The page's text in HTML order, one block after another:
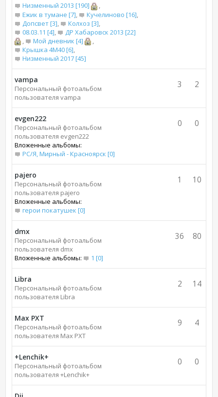
Низменный 2013 [190]
,
Ежик в тумане [7]
Кучелиново [16]
Допсвет [3]
Колхоз [3]
08.03.11 [4]
ДР Хабаровск 2013 [22]
Мой дневник [4]
Крышка 4М40 [6],
Низменный 2017 [45]
vampa
Персональный фотоальбом
пользователя vampa
2
3
evgen222
Персональный фотоальбом
пользователя evgen222
Вложенные альбомы:
РС/Я, Мирный - Красноярск [0]
0
0
pajero
Персональный фотоальбом
пользователя pajero
Вложенные альбомы:
герои покатушек [0]
10
1
dmx
Персональный фотоальбом
пользователя dmx
Вложенные альбомы:
1 [0]
80
36
Libra
Персональный фотоальбом
пользователя Libra
14
2
Max PXT
Персональный фотоальбом
пользователя Max PXT
4
9
+Lenchik+
Персональный фотоальбом
пользователя +Lenchik+
0
0